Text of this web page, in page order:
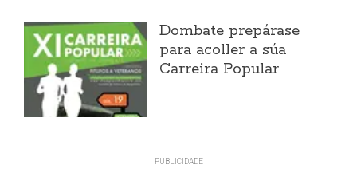
Dombate prepárase
para acoller a súa
Carreira Popular